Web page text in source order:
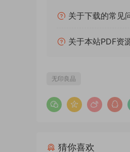
关于下载的常见
关于本站PDF资
无印良品
猜你喜欢